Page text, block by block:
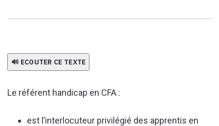
🔊 ECOUTER CE TEXTE
Le référent handicap en CFA :
est l’interlocuteur privilégié des apprentis en